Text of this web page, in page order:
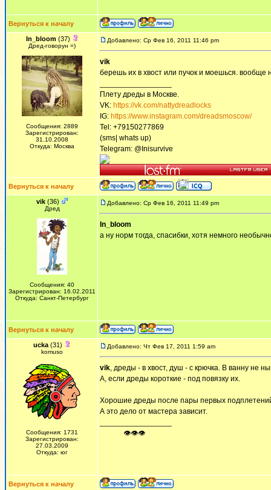
Вернуться к началу
In_bloom(37)
Дред-говорун =)
Сообщения: 2889
Зарегистрирован:
31.10.2008
Откуда: Москва
Добавлено: Ср Фев 16, 2011 11:46 pm
vik
берешь их в хвост или пучок и моешься. вообще
Плету дреды в Москве.
VK: https://vk.com/nattydreadlocks
IG: https://www.instagram.com/dreadsmoscow/
Tel: +79150277869
(sms| whats up)
Telegram: @Inisurvive
Вернуться к началу
vik (36)
Дред
Сообщения: 40
Зарегистрирован: 16.02.2011
Откуда: Санкт-Петербург
Добавлено: Ср Фев 16, 2011 11:49 pm
In_bloom
а ну норм тогда, спасибки, хотя немного
Вернуться к началу
ucka (31)
komuso
Сообщения: 1731
Зарегистрирован:
27.03.2009
Откуда: юг
Добавлено: Чт Фев 17, 2011 1:59 am
vik, дреды - в хвост, душ - с крючка. В ванну не
А, если дреды короткие - под повязку их.
Хорошие дреды после пары первых
А это дело от мастера зависит.
ᅠ ᅠ ᅠ👁👁👁
Вернуться к началу